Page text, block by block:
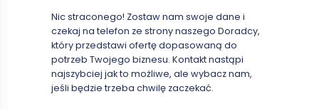
Nic straconego! Zostaw nam swoje dane i
czekaj na telefon ze strony naszego Doradcy,
który przedstawi ofertę dopasowaną do
potrzeb Twojego biznesu. Kontakt nastąpi
najszybciej jak to możliwe, ale wybacz nam,
jeśli będzie trzeba chwilę zaczekać.